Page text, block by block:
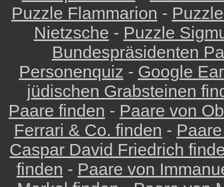
Puzzle Flammarion -
Nietzsche - Puzzle
Bundespräsidenten
Personenquiz - Google
jüdischen Grabsteinen
Paare finden - Paare von
Ferrari & Co. finden -
Caspar David Friedrich
finden - Paare von